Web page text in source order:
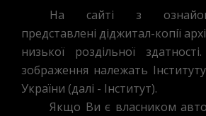
На сайті з
представлені діджитал-копії
низької роздільної
зображення належать
України (далі - Інститут).
Якщо Ви є власником